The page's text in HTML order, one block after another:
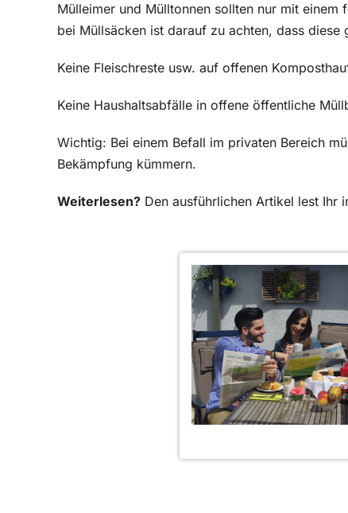
Mülleimer und Mülltonnen sollten nur mit
bei Müllsäcken ist darauf zu achten, dass diese
Keine Fleischreste usw. auf offenen
Keine Haushaltsabfälle in offene öffentliche
Wichtig: Bei einem Befall im privaten Bereich
Bekämpfung kümmern.
Weiterlesen? Den ausführlichen Artikel lest Ihr